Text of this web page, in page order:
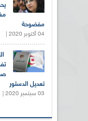
مفضوحة
04 أكتوبر 2020 |
تعديل الدستور
03 سبتمبر 2020 |